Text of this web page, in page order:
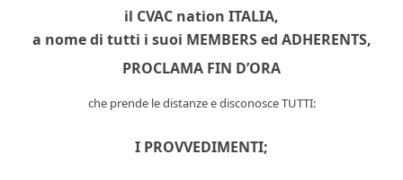
il CVAC nation ITALIA,
a nome di tutti i suoi MEMBERS ed ADHERENTS,
PROCLAMA FIN D’ORA
che prende le distanze e disconosceTUTTI:
I PROVVEDIMENTI;